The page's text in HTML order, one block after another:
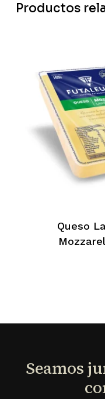
No
Productos
Queso
Seamos